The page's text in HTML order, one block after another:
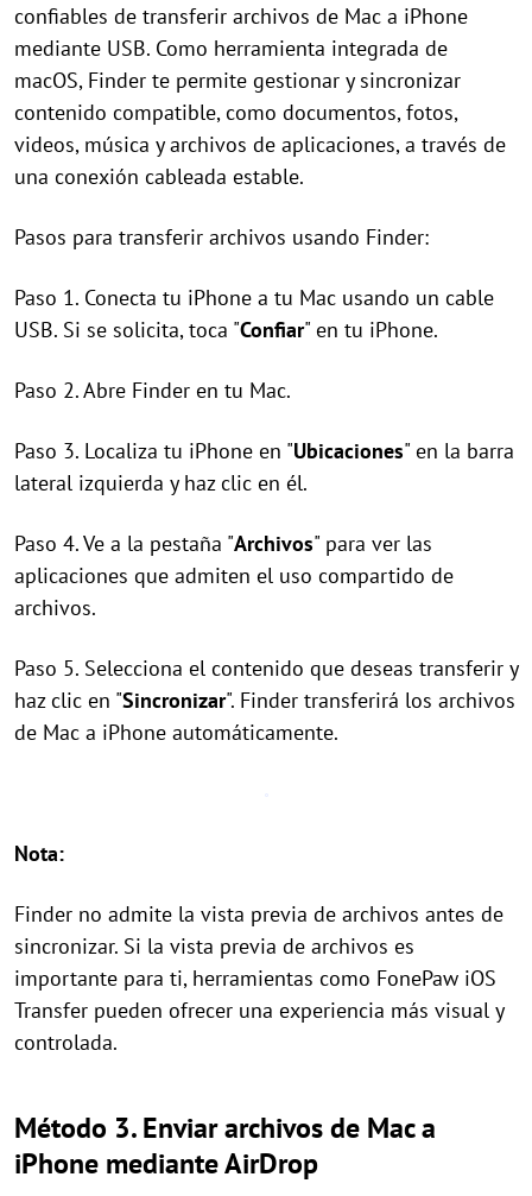
confiables de transferir archivos de Mac a iPhone
mediante USB. Como herramienta integrada de
macOS, Finder te permite gestionar y sincronizar
contenido compatible, como documentos, fotos,
videos, música y archivos de aplicaciones, a través de
una conexión cableada estable.
Pasos para transferir archivos usando Finder:
Paso 1. Conecta tu iPhone a tu Mac usando un cable
USB. Si se solicita, toca "Confiar" en tu iPhone.
Paso 2. Abre Finder en tu Mac.
Paso 3. Localiza tu iPhone en "Ubicaciones" en la barra
lateral izquierda y haz clic en él.
Paso 4. Ve a la pestaña "Archivos" para ver las
aplicaciones que admiten el uso compartido de
archivos.
Paso 5. Selecciona el contenido que deseas transferir y
haz clic en "Sincronizar". Finder transferirá los archivos
de Mac a iPhone automáticamente.
Nota:
Finder no admite la vista previa de archivos antes de
sincronizar. Si la vista previa de archivos es
importante para ti, herramientas como FonePaw iOS
Transfer pueden ofrecer una experiencia más visual y
controlada.
Método 3. Enviar archivos de Mac a
iPhone mediante AirDrop